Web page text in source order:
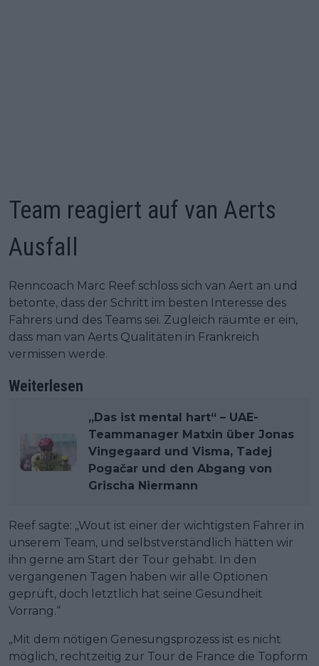
Team reagiert auf van Aerts
Ausfall
Renncoach Marc Reef schloss sich van Aert an und
betonte, dass der Schritt im besten Interesse des
Fahrers und des Teams sei. Zugleich räumte er ein,
dass man van Aerts Qualitäten in Frankreich
vermissen werde.
Weiterlesen
„Das ist mental hart“ – UAE-
Teammanager Matxin über Jonas
Vingegaard und Visma, Tadej
Pogačar und den Abgang von
Grischa Niermann
Reef sagte: „Wout ist einer der wichtigsten Fahrer in
unserem Team, und selbstverständlich hätten wir
ihn gerne am Start der Tour gehabt. In den
vergangenen Tagen haben wir alle Optionen
geprüft, doch letztlich hat seine Gesundheit
Vorrang.“
„Mit dem nötigen Genesungsprozess ist es nicht
möglich, rechtzeitig zur Tour de France die Topform